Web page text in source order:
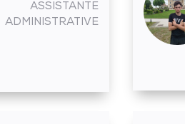
ASSISTANTE
ADMINISTRATIVE